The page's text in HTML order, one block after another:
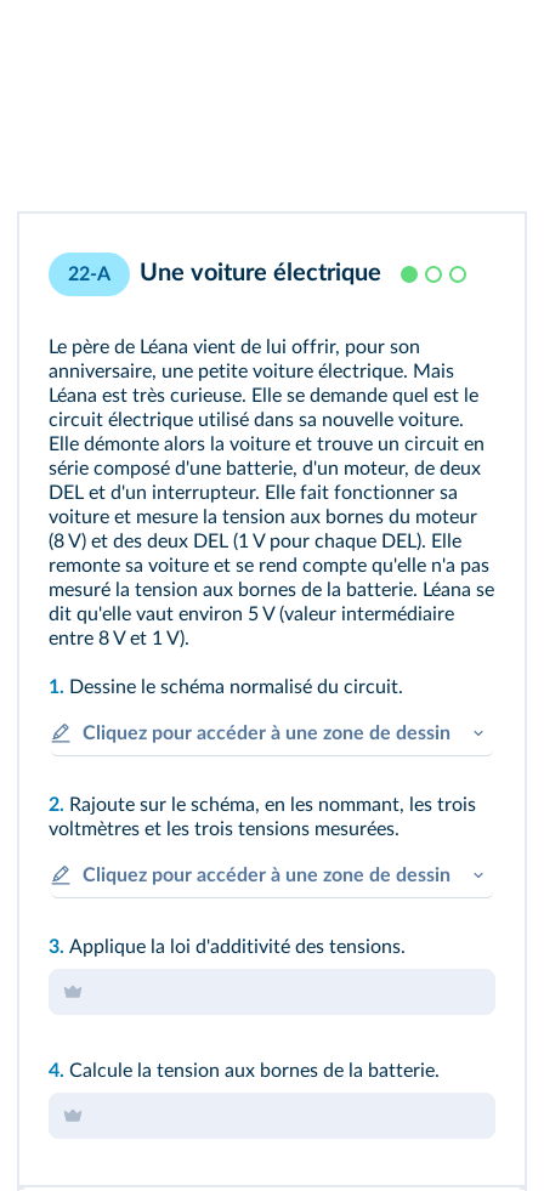
22-A Une voiture électrique
Le père de Léana vient de lui offrir, pour son
anniversaire, une petite voiture électrique. Mais
Léana est très curieuse. Elle se demande quel est le
circuit électrique utilisé dans sa nouvelle voiture.
Elle démonte alors la voiture et trouve un circuit en
série composé d'une batterie, d'un moteur, de deux
DEL et d'un interrupteur. Elle fait fonctionner sa
voiture et mesure la tension aux bornes du moteur
(8 V) et des deux DEL (1 V pour chaque DEL). Elle
remonte sa voiture et se rend compte qu'elle n'a pas
mesuré la tension aux bornes de la batterie. Léana se
dit qu'elle vaut environ 5 V (valeur intermédiaire
entre 8 V et 1 V).
1. Dessine le schéma normalisé du circuit.
Cliquez pour accéder à une zone de dessin
2. Rajoute sur le schéma, en les nommant, les trois
voltmètres et les trois tensions mesurées.
Cliquez pour accéder à une zone de dessin
3. Applique la loi d'additivité des tensions.
4. Calcule la tension aux bornes de la batterie.